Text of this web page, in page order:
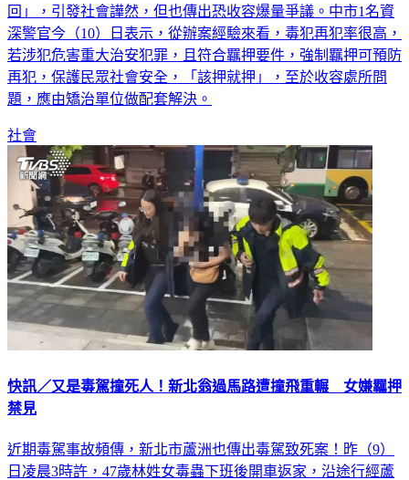
回」，引發社會譁然，但也傳出恐收容爆量爭議。中市1名資
深警官今（10）日表示，從辦案經驗來看，毒犯再犯率很高，
若涉犯危害重大治安犯罪，且符合羈押要件，強制羈押可預防
再犯，保護民眾社會安全，「該押就押」，至於收容處所問
題，應由矯治單位做配套解決。
社會
快訊／又是毒駕撞死人！新北翁過馬路遭撞飛重輾 女嫌羈押
禁見
近期毒駕事故頻傳，新北市蘆洲也傳出毒駕致死案！昨（9）
日凌晨3時許，47歲林姓女毒蟲下班後開車返家，沿途行經蘆